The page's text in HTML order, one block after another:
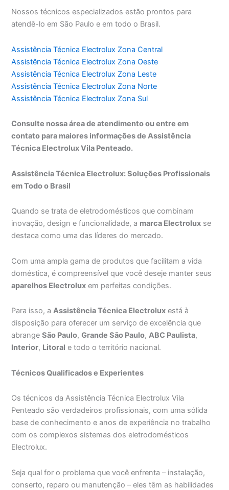
Nossos técnicos especializados estão prontos para
atendê-lo em São Paulo e em todo o Brasil.
Assistência Técnica Electrolux Zona Central
Assistência Técnica Electrolux Zona Oeste
Assistência Técnica Electrolux Zona Leste
Assistência Técnica Electrolux Zona Norte
Assistência Técnica Electrolux Zona Sul
Consulte nossa área de atendimento ou entre em
contato para maiores informações de Assistência
Técnica Electrolux Vila Penteado.
Assistência Técnica Electrolux: Soluções Profissionais
em Todo o Brasil
Quando se trata de eletrodomésticos que combinam
inovação, design e funcionalidade, a marca Electrolux se
destaca como uma das líderes do mercado.
Com uma ampla gama de produtos que facilitam a vida
doméstica, é compreensível que você deseje manter seus
aparelhos Electrolux em perfeitas condições.
Para isso, aAssistência Técnica Electrolux está à
disposição para oferecer um serviço de excelência que
abrangeSão Paulo,Grande São Paulo,ABC Paulista,
Interior, Litoral e todo o território nacional.
Técnicos Qualificados e Experientes
Os técnicos da Assistência Técnica Electrolux Vila
Penteado são verdadeiros profissionais, com uma sólida
base de conhecimento e anos de experiência no trabalho
com os complexos sistemas dos eletrodomésticos
Electrolux.
Seja qual for o problema que você enfrenta – instalação,
conserto, reparo ou manutenção – eles têm as habilidades